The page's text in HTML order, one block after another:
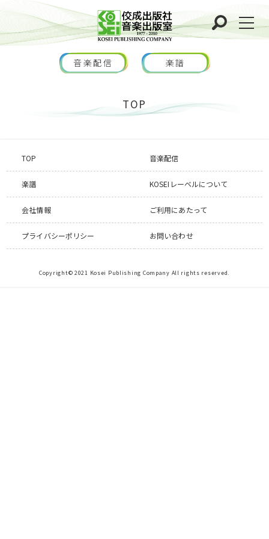
音楽配信 楽譜
TOP
TOP 音楽配信
楽譜 KOSEIレーベルについて
会社情報 ご利用にあたって
プライバシーポリシー お問い合わせ
Copyright© 2021 Kosei Publishing Company All rights reserved.